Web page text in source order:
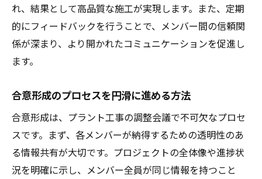
れ、結果として高品質な施工が実現します。また、定期
的にフィードバックを行うことで、メンバー間の信頼関
係が深まり、より開かれたコミュニケーションを促進し
ます。
合意形成のプロセスを円滑に進める方法
合意形成は、プラント工事の調整会議で不可欠なプロセ
スです。まず、各メンバーが納得するための透明性のあ
る情報共有が大切です。プロジェクトの全体像や進捗状
況を明確に示し、メンバー全員が同じ情報を持つこと